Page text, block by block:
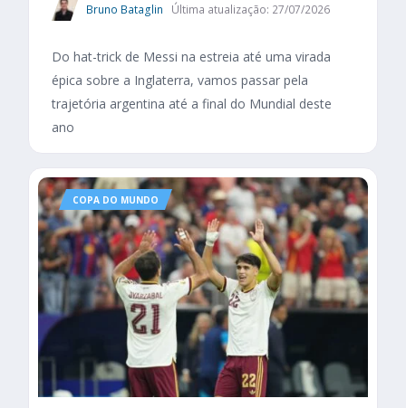
Bruno Bataglin Última atualização: 27/07/2026
Do hat-trick de Messi na estreia até uma virada
épica sobre a Inglaterra, vamos passar pela
trajetória argentina até a final do Mundial deste
ano
COPA DO MUNDO